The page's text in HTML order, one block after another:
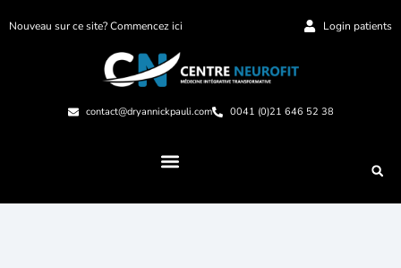
Nouveau sur ce site? Commencez ici Login patients
contact@dryannickpauli.com 0041 (0)21 646 52 38